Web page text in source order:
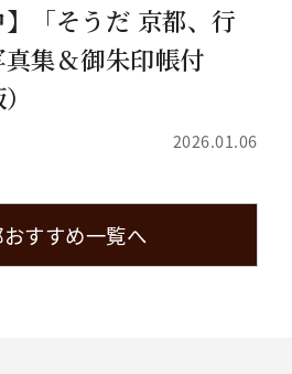
】「そうだ 京都、行
集＆御朱印帳付
2026.01.06
すすめ一覧へ